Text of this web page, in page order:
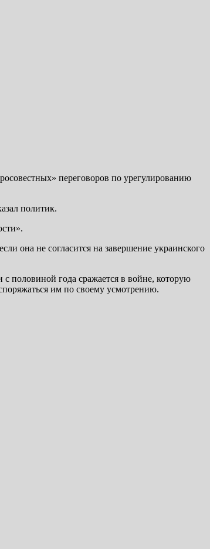
переговоров по урегулированию
политик.
она не согласится на завершение украинского
половиной года сражается в войне, которую
им по своему усмотрению.